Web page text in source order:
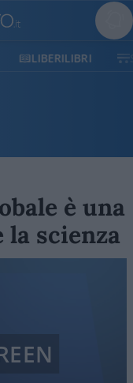
SHOP SOSTIENICI
è una
la scienza